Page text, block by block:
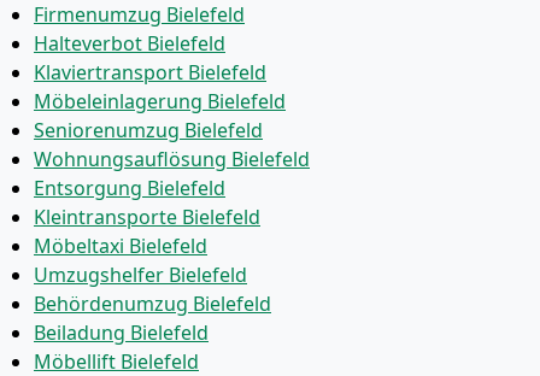
Firmenumzug Bielefeld
Halteverbot Bielefeld
Klaviertransport Bielefeld
Möbeleinlagerung Bielefeld
Seniorenumzug Bielefeld
Wohnungsauflösung Bielefeld
Entsorgung Bielefeld
Kleintransporte Bielefeld
Möbeltaxi Bielefeld
Umzugshelfer Bielefeld
Behördenumzug Bielefeld
Beiladung Bielefeld
Möbellift Bielefeld